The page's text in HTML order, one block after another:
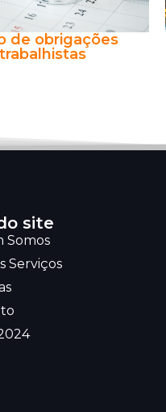
de obrigações
trabalhistas
site
Somos
Serviços